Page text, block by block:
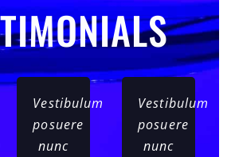
Vestibulum
posuere
nunc
Vestibulum
posuere
nunc